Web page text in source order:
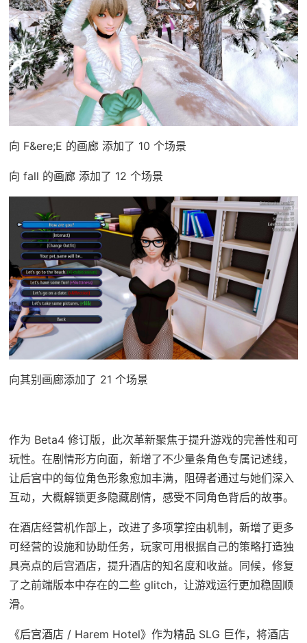
向 F&ere;E 的画廊 添加了 10 个场景
向 fall 的画廊 添加了 12 个场景
向其别画廊添加了 21 个场景
作为 Beta4 修订版，此次革新聚焦于提升游戏的完善性和可
玩性。在剧情形方向面，新增了不少量条角色专属记述线，
让后宫中的每位角色形象愈加丰满，阻碍者通过与她们深入
互动，大概解锁更多隐藏剧情，感受不同角色背后的故事。
在酒店经营机作部上，改进了多项掌控由机制，新增了更多
可经营的设施和协助任务，玩家可用根据自己的策略打造独
具亮点的后宫酒店，提升酒店的知名度和收益。同候，修复
了之前端版本中存在的二些 glitch，让游戏运行更加稳固顺
滑。
《后宫酒店 / Harem Hotel》作为精品 SLG 巨作，将酒店